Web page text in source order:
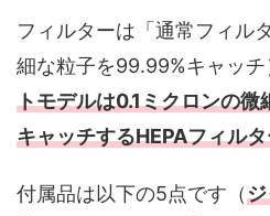
フィルターは「通常フィル
細な粒子を99.99%キャッチ
トモデルは0.1ミクロンの
キャッチするHEPAフィル
付属品は以下の5点です（